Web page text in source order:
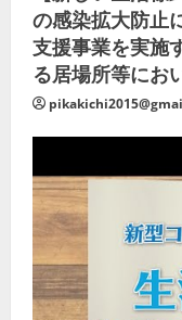
の感染拡大防止
支援事業を実施
る居場所等にお